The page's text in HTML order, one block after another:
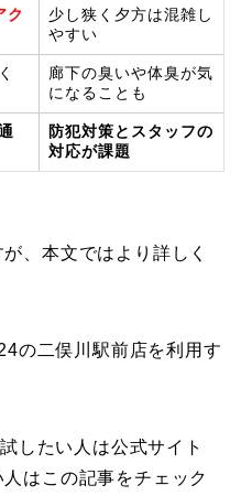
ク
少し狭く夕方は混雑し
やすい
廊下の臭いや体臭が気
になることも
防犯対策とスタッフの
対応が課題
、本文ではより詳しく
の二俣川駅前店を利用す
したい人は公式サイト
はこの記事をチェック